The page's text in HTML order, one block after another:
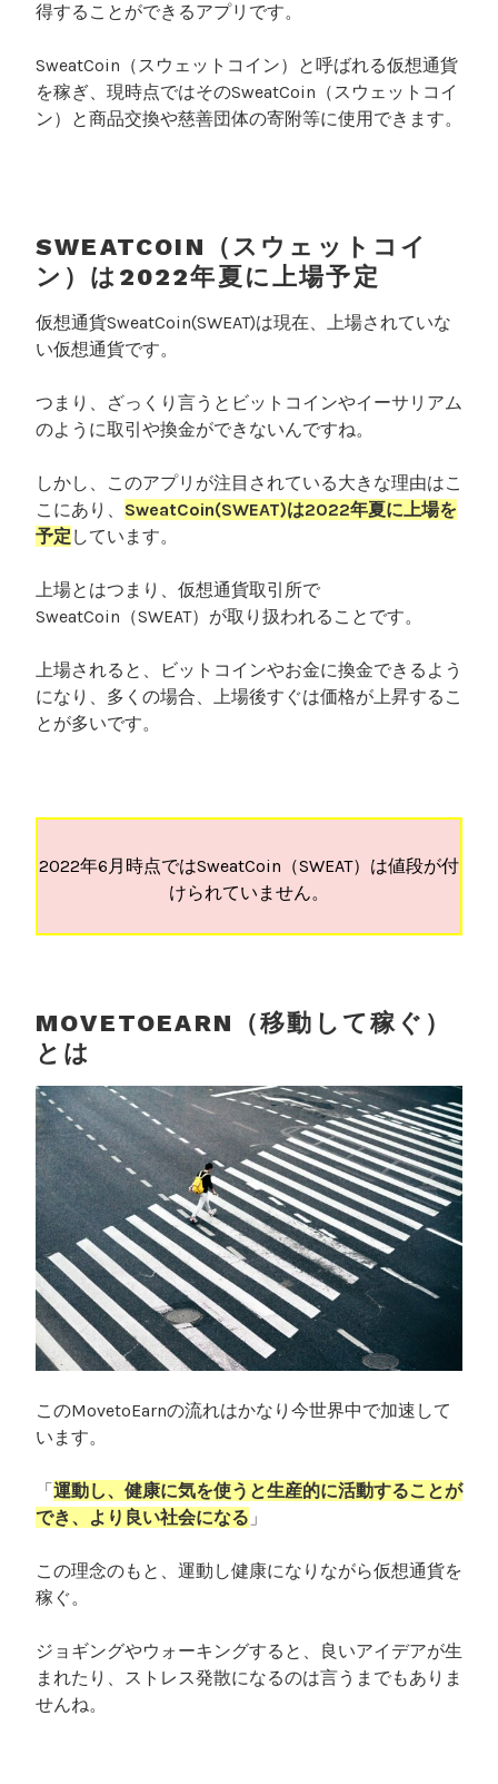
得することができるアプリです。
SweatCoin（スウェットコイン）と呼ばれる仮想通貨
を稼ぎ、現時点ではそのSweatCoin（スウェットコイ
ン）と商品交換や慈善団体の寄附等に使用できます。
SWEATCOIN（スウェットコイ
ン）は2022年夏に上場予定
仮想通貨SweatCoin(SWEAT)は現在、上場されていな
い仮想通貨です。
つまり、ざっくり言うとビットコインやイーサリアム
のように取引や換金ができないんですね。
しかし、このアプリが注目されている大きな理由はこ
こにあり、 SweatCoin(SWEAT)は2022年夏に上場を
予定 しています。
上場とはつまり、仮想通貨取引所で
SweatCoin（SWEAT）が取り扱われることです。
上場されると、ビットコインやお金に換金できるよう
になり、多くの場合、上場後すぐは価格が上昇するこ
とが多いです。
2022年6月時点ではSweatCoin（SWEAT）は値段が付
けられていません。
MOVETOEARN（移動して稼ぐ）
とは
このMovetoEarnの流れはかなり今世界中で加速して
います。
「 運動し、健康に気を使うと生産的に活動することが
でき、より良い社会になる 」
この理念のもと、運動し健康になりながら仮想通貨を
稼ぐ。
ジョギングやウォーキングすると、良いアイデアが生
まれたり、ストレス発散になるのは言うまでもありま
せんね。